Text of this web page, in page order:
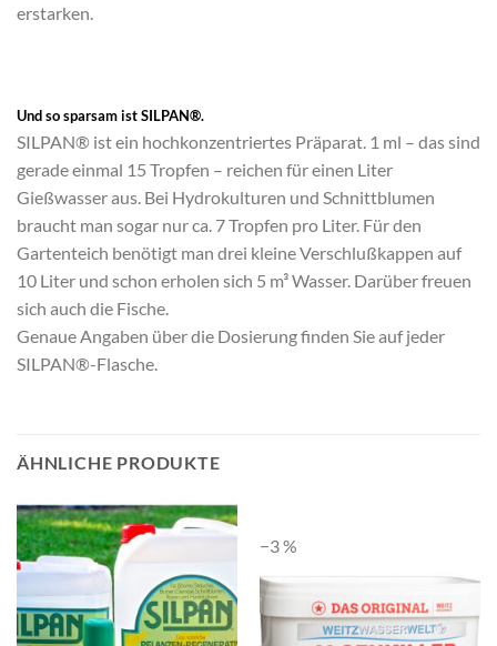
erstarken.
Und so sparsam ist SILPAN®.
SILPAN® ist ein hochkonzentriertes Präparat. 1 ml – das sind
gerade einmal 15 Tropfen – reichen für einen Liter
Gießwasser aus. Bei Hydrokulturen und Schnittblumen
braucht man sogar nur ca. 7 Tropfen pro Liter. Für den
Gartenteich benötigt man drei kleine Verschlußkappen auf
10 Liter und schon erholen sich 5 m³ Wasser. Darüber freuen
sich auch die Fische.
Genaue Angaben über die Dosierung finden Sie auf jeder
SILPAN®-Flasche.
ÄHNLICHE PRODUKTE
−3 %